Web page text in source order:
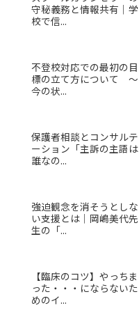
守秘義務と情報共有｜学
校で信...
不登校対応での最初の目
標の立て方について 〜
今の状...
保護者相談とコンサルテ
ーション「主訴の主語は
誰なの...
強迫観念を消そうとしな
い支援とは｜岡嶋美代先
生の「...
【臨床のコツ】やっちま
った・・・にならないた
めのイ...